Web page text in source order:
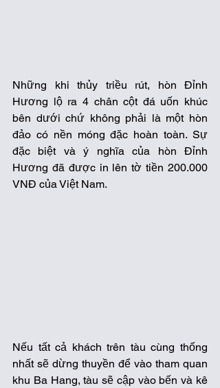
Những khi thủy triều rút, hòn Đỉnh
Hương lộ ra 4 chân cột đá uốn khúc
bên dưới chứ không phải là một hòn
đảo có nền móng đặc hoàn toàn. Sự
đặc biệt và ý nghĩa của hòn Đỉnh
Hương đã được in lên tờ tiền 200.000
VNĐ của Việt Nam.
Nếu tất cả khách trên tàu cùng thống
nhất sẽ dừng thuyền để vào tham quan
khu Ba Hang, tàu sẽ cập vào bến và kê